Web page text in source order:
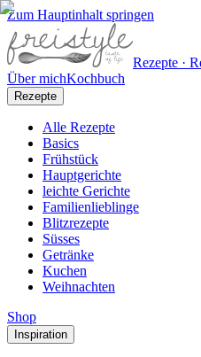
Zum Hauptinhalt springen
Rezepte ·
Über michKochbuch
Rezepte
Alle Rezepte
Basics
Frühstück
Hauptgerichte
leichte Gerichte
Familienlieblinge
Blitzrezepte
Süsses
Getränke
Kuchen
Weihnachten
Shop
Inspiration